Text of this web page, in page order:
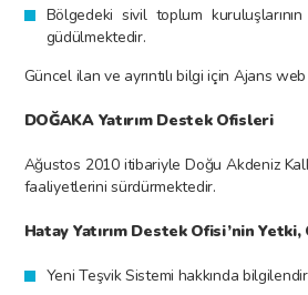
Bölgedeki sivil toplum
güdülmektedir.
Güncel ilan ve ayrıntılı bilgi için Ajans
DOĞAKA Yatırım Destek Ofisleri
Ağustos 2010 itibariyle Doğu Akdeniz
faaliyetlerini sürdürmektedir.
Hatay Yatırım Destek Ofisi’nin
Yeni Teşvik Sistemi hakkında